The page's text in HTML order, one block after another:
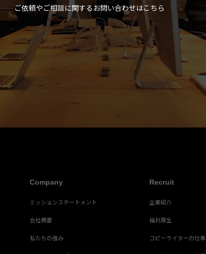
ご依頼やご相談に関するお問い合わせはこちら
Company
ミッションステートメント
会社概要
私たちの強み
Recruit
企業紹介
福利厚生
コピーライターの仕事